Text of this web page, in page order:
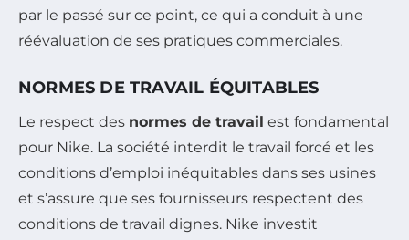
par le passé sur ce point, ce qui a conduit à une
réévaluation de ses pratiques commerciales.
NORMES DE TRAVAIL ÉQUITABLES
Le respect des normes de travail est fondamental
pour Nike. La société interdit le travail forcé et les
conditions d’emploi inéquitables dans ses usines
et s’assure que ses fournisseurs respectent des
conditions de travail dignes. Nike investit